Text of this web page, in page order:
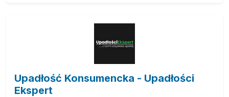
Upadłość Konsumencka - Upadłości
Ekspert